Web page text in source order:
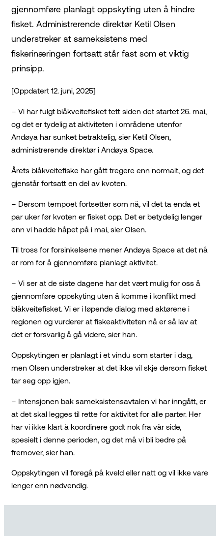
gjennomføre planlagt oppskyting uten å hindre
fisket. Administrerende direktør Ketil Olsen
understreker at sameksistens med
fiskerinæringen fortsatt står fast som et viktig
prinsipp.
[Oppdatert 12. juni, 2025]
– Vi har fulgt blåkveitefisket tett siden det startet 26. mai,
og det er tydelig at aktiviteten i områdene utenfor
Andøya har sunket betraktelig, sier Ketil Olsen,
administrerende direktør i Andøya Space.
Årets blåkveitefiske har gått tregere enn normalt, og det
gjenstår fortsatt en del av kvoten.
– Dersom tempoet fortsetter som nå, vil det ta enda et
par uker før kvoten er fisket opp. Det er betydelig lenger
enn vi hadde håpet på i mai, sier Olsen.
Til tross for forsinkelsene mener Andøya Space at det nå
er rom for å gjennomføre planlagt aktivitet.
– Vi ser at de siste dagene har det vært mulig for oss å
gjennomføre oppskyting uten å komme i konflikt med
blåkveitefisket. Vi er i løpende dialog med aktørene i
regionen og vurderer at fiskeaktiviteten nå er så lav at
det er forsvarlig å gå videre, sier han.
Oppskytingen er planlagt i et vindu som starter i dag,
men Olsen understreker at det ikke vil skje dersom fisket
tar seg opp igjen.
– Intensjonen bak sameksistensavtalen vi har inngått, er
at det skal legges til rette for aktivitet for alle parter. Her
har vi ikke klart å koordinere godt nok fra vår side,
spesielt i denne perioden, og det må vi bli bedre på
fremover, sier han.
Oppskytingen vil foregå på kveld eller natt og vil ikke vare
lenger enn nødvendig.